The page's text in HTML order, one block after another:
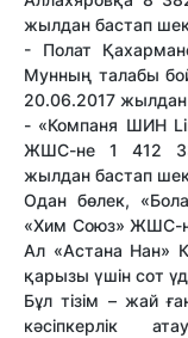
жылдан бастап
- Полат
Мунның талабы
20.06.2017 жылдан
- «Компаня ШИН
ЖШС-не 1 412
жылдан бастап
Одан бөлек,
«Хим Союз» ЖШС-
Ал «Астана Нан»
қарызы үшін сот
Бұл тізім – жай
кәсіпкерлік